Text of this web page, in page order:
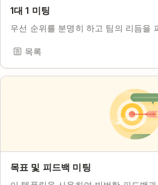
1대 1 미팅
우선 순위를 분명히 하고 팀의 리듬을
목록
목표 및 피드백 미팅